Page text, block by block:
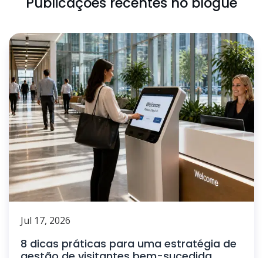
Jul 17, 2026
8 dicas práticas para uma estratégia de